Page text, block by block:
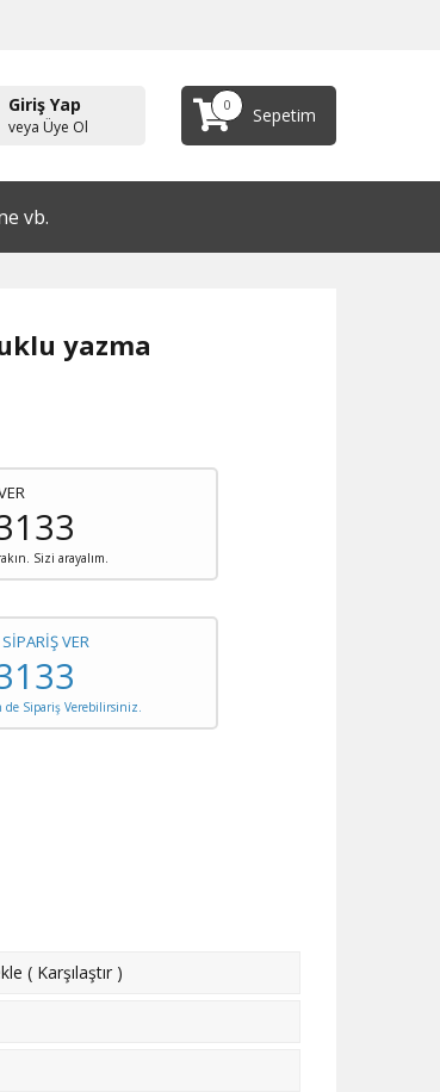
Giriş Yap
veya Üye Ol
0 Sepetim
vb.
yazma
Sizi arayalım.
VER
Sipariş Verebilirsiniz.
( Karşılaştır )